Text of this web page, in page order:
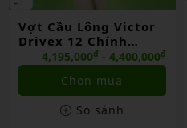
Vợt Cầu Lông Victor
Drivex 12 Chính
Hãng4,195,000₫ - 4,400,000₫
Chọn mua
So sánh